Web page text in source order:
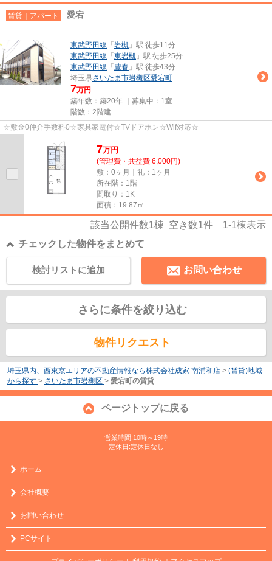
賃貸｜アパート 愛宕
東武野田線 「 岩槻 」駅 徒歩11分
東武野田線 「 東岩槻 」駅 徒歩25分
東武野田線 「 豊春 」駅 徒歩43分
埼玉県さいたま市岩槻区愛宕町
7万円
築年数：築20年 ｜募集中： 1室
階数：2階建
☆敷金0仲介手数料0☆家具家電付☆TVドアホン☆Wif対応☆
7万円
(管理費・共益費 6,000円)
敷：0ヶ月｜礼：1ヶ月
所在階：1階
間取り：1K
面積：19.87㎡
該当公開件数1棟 空き数1件 1-1棟表示
チェックした物件をまとめて
お問い合わせ
検討リストに追加
さらに条件を絞り込む
物件リクエスト
埼玉県内、西東京エリアの不動産情報なら株式会社成家 南浦和店 > (賃貸)地域
から探す > さいたま市岩槻区 > 愛宕町の賃貸
ページトップに戻る
営業時間:10時～19時
定休日:定休日なし
ホーム
会社概要
お問い合わせ
PCサイト